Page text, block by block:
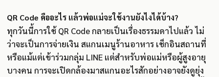
QR Code คืออะไร แล้วพ่อแม่จะใช้งานยังไงได้บ้าง?
ทุกวันนี้การใช้ QR Code กลายเป็นเรื่องธรรมดาไปแล้ว ไม่
ว่าจะเป็นการจ่ายเงิน สแกนเมนูร้านอาหาร เช็กอินสถานที่
หรือแม้แต่เข้าร่วมกลุ่ม LINE แต่สำหรับพ่อแม่หรือผู้สูงอายุ
บางคน การจะเปิดกล้องมาสแกนอะไรสักอย่างอาจยังดูยุ่ง